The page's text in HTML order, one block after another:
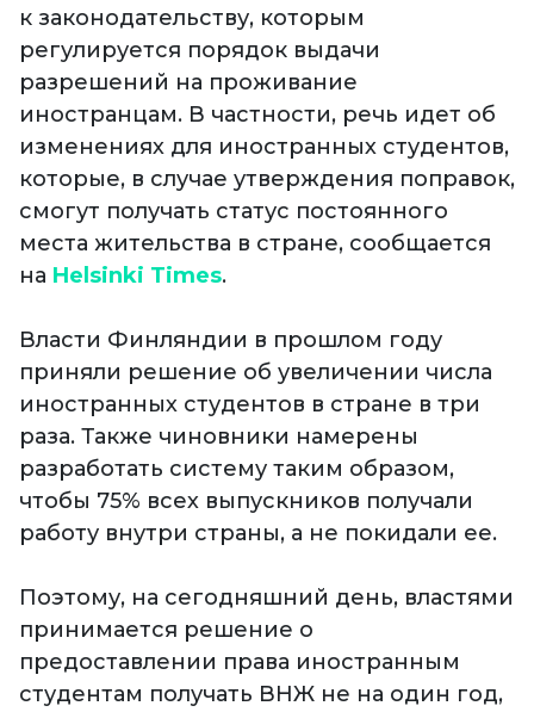
к законодательству, которым
регулируется порядок выдачи
разрешений на проживание
иностранцам. В частности, речь идет об
изменениях для иностранных студентов,
которые, в случае утверждения поправок,
смогут получать статус постоянного
места жительства в стране, сообщается
на Helsinki Times.
Власти Финляндии в прошлом году
приняли решение об увеличении числа
иностранных студентов в стране в три
раза. Также чиновники намерены
разработать систему таким образом,
чтобы 75% всех выпускников получали
работу внутри страны, а не покидали ее.
Поэтому, на сегодняшний день, властями
принимается решение о
предоставлении права иностранным
студентам получать ВНЖ не на один год,